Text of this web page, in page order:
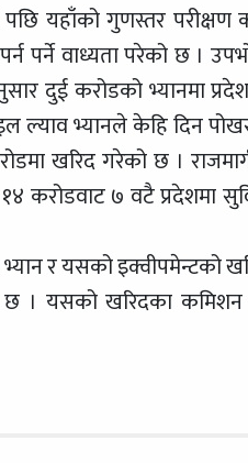
यहाँको गुणस्तर परीक्षण
पर्ने वाध्यता परेको छ ।
दुई करोडको भ्यानमा
भ्यानले केहि दिन
खरिद गरेको छ ।
करोडवाट ७ वटै प्रदेशमा
र यसको इक्वीपमेन्टको
। यसको खरिदका कमिशन र